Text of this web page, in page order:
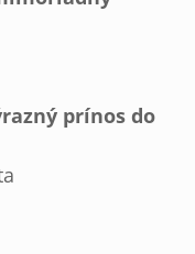
prínos do